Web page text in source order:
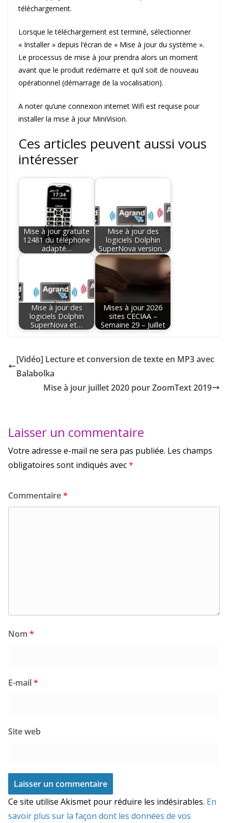
téléchargement.
Lorsque le téléchargement est terminé, sélectionner
« Installer » depuis l’écran de « Mise à jour du système ».
Le processus de mise à jour prendra alors un moment
avant que le produit redémarre et qu’il soit de nouveau
opérationnel (démarrage de la vocalisation).
A noter qu’une connexion internet Wifi est requise pour
installer la mise à jour MiniVision.
Ces articles peuvent aussi vous
intéresser
Mise à jour gratuite
12481 du téléphone
adapté…
Mise à jour des
logiciels Dolphin
SuperNova version…
Mise à jour des
logiciels Dolphin
SuperNova et…
Mises à jour 2026
sites CECIAA –
Semaine 29 – Juillet
[Vidéo] Lecture et conversion de texte en MP3 avec
Balabolka
Mise à jour juillet 2020 pour ZoomText 2019
Laisser un commentaire
Votre adresse e-mail ne sera pas publiée. Les champs
obligatoires sont indiqués avec*
Commentaire*
Nom *
E-mail*
Site web
Ce site utilise Akismet pour réduire les indésirables. En
savoir plus sur la façon dont les données de vos